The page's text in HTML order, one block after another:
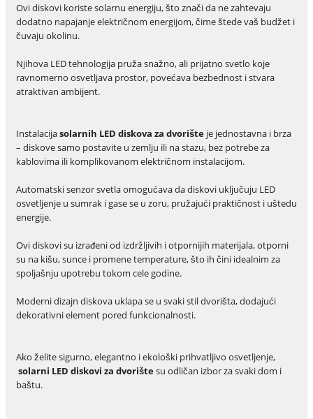
Ovi diskovi koriste solarnu energiju, što znači da ne zahtevaju
dodatno napajanje električnom energijom, čime štede vaš budžet i
čuvaju okolinu.
Njihova LED tehnologija pruža snažno, ali prijatno svetlo koje
ravnomerno osvetljava prostor, povećava bezbednost i stvara
atraktivan ambijent.
Instalacijasolarnih LED diskova za dvorišteje jednostavna i brza
– diskove samo postavite u zemlju ili na stazu, bez potrebe za
kablovima ili komplikovanom električnom instalacijom.
Automatski senzor svetla omogućava da diskovi uključuju LED
osvetljenje u sumrak i gase se u zoru, pružajući praktičnost i uštedu
energije.
Ovi diskovi su izrađeni od izdržljivih i otpornijih materijala, otporni
su na kišu, sunce i promene temperature, što ih čini idealnim za
spoljašnju upotrebu tokom cele godine.
Moderni dizajn diskova uklapa se u svaki stil dvorišta, dodajući
dekorativni element pored funkcionalnosti.
Ako želite sigurno, elegantno i ekološki prihvatljivo osvetljenje,
solarni LED diskovi za dvorištesu odličan izbor za svaki dom i
baštu.